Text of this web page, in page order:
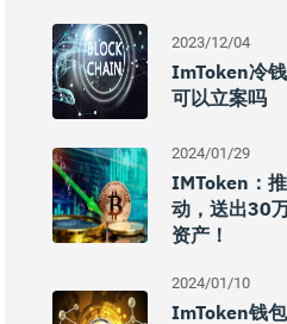
2023/12/04
ImToken冷
可以立案吗
2024/01/29
IMToken：
动，送出30
资产！
2024/01/10
ImToken钱